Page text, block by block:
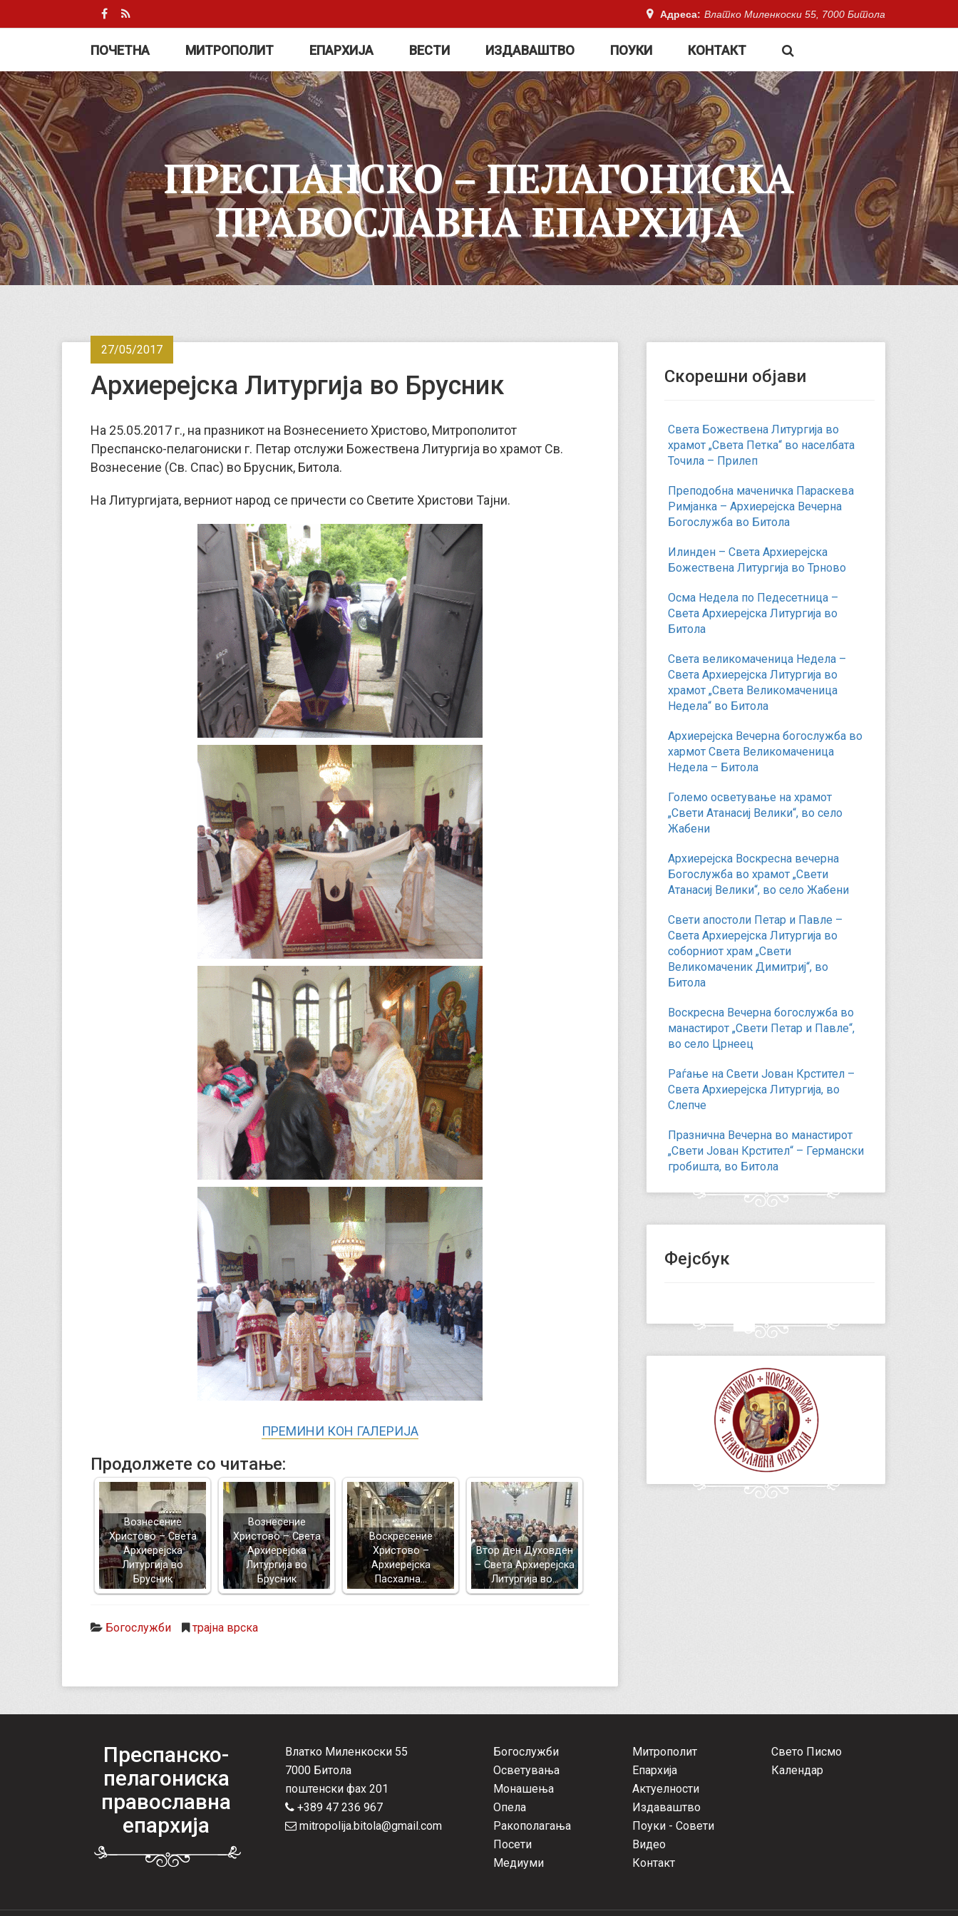
Адреса: Влатко Миленкоски 55, 7000 Битола
ПОЧЕТНА МИТРОПОЛИТ ЕПАРХИЈА ВЕСТИ ИЗДАВАШТВО ПОУКИ КОНТАКТ
ПРЕСПАНСКО – ПЕЛАГОНИСКА
ПРАВОСЛАВНА ЕПАРХИЈА
27/05/2017
Архиерејска Литургија во Брусник
На 25.05.2017 г., на празникот на Вознесението Христово, Митрополитот
Преспанско-пелагониски г. Петар отслужи Божествена Литургија во храмот Св.
Вознесение (Св. Спас) во Брусник, Битола.
На Литургијата, верниот народ се причести со Светите Христови Тајни.
ПРЕМИНИ КОН ГАЛЕРИЈА
Продолжете со читање:
Вознесение
Христово – Света
Архиерејска
Литургија во
Брусник
Вознесение
Христово – Света
Архиерејска
Литургија во
Брусник
Воскресение
Христово –
Архиерејска
Пасхална…
Втор ден Духовден
– Света Архиерејска
Литургија во…
Богослужби трајна врска
Скорешни објави
Света Божествена Литургија во
храмот „Света Петка“ во населбата
Точила – Прилеп
Преподобна маченичка Параскева
Римјанка – Архиерејска Вечерна
Богослужба во Битола
Илинден – Света Архиерејска
Божествена Литургија во Трново
Осма Недела по Педесетница –
Света Архиерејска Литургија во
Битола
Света великомаченица Недела –
Света Архиерејска Литургија во
храмот „Света Великомаченица
Недела“ во Битола
Архиерејска Вечерна богослужба во
хармот Света Великомаченица
Недела – Битола
Големо осветување на храмот
„Свети Атанасиј Велики“, во село
Жабени
Архиерејска Воскресна вечерна
Богослужба во храмот „Свети
Атанасиј Велики“, во село Жабени
Свети апостоли Петар и Павле –
Света Архиерејска Литургија во
соборниот храм „Свети
Великомаченик Димитриј“, во
Битола
Воскресна Вечерна богослужба во
манастирот „Свети Петар и Павле“,
во село Црнеец
Раѓање на Свети Јован Крстител –
Света Архиерејска Литургија, во
Слепче
Празнична Вечерна во манастирот
„Свети Јован Крстител“ – Германски
гробишта, во Битола
Фејсбук
Преспанско-
пелагониска
православна
епархија
Влатко Миленкоски 55
7000 Битола
поштенски фах 201
+389 47 236 967
mitropolija.bitola@gmail.com
Богослужби
Осветувања
Монашења
Опела
Ракополагања
Посети
Медиуми
Митрополит
Епархија
Актуелности
Издаваштво
Поуки - Совети
Видео
Контакт
Свето Писмо
Календар